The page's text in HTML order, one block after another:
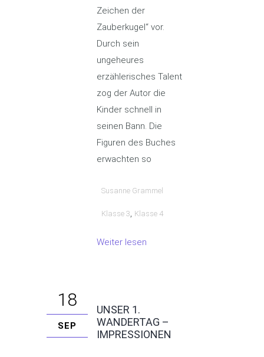
Zeichen der
Zauberkugel“ vor.
Durch sein
ungeheures
erzählerisches Talent
zog der Autor die
Kinder schnell in
seinen Bann. Die
Figuren des Buches
erwachten so
Susanne Grammel
Klasse 3, Klasse 4
Weiter lesen
18
SEP
UNSER 1.
WANDERTAG –
IMPRESSIONEN